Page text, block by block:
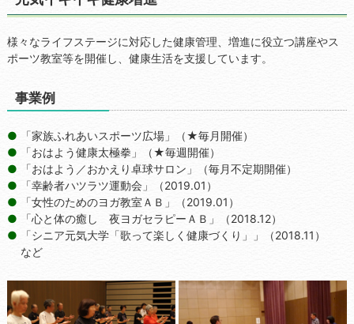
様々なライフステージに対応した健康管理、増進に役立つ講座やス
ポーツ教室等を開催し、健康生活を支援しています。
事業例
「家族ふれあいスポーツ広場」（★毎月開催）
「おはよう健康太極拳」（★毎週開催）
「おはよう／おかえり卓球サロン」（毎月不定期開催）
「幸齢者ハツラツ運動会」（2019.01）
「女性のためのヨガ教室ＡＢ」（2019.01）
「心と体の癒し 夜ヨガセラピーＡＢ」（2018.12）
「シニア元気大学「歌って楽しく健康づくり」」（2018.11）
など